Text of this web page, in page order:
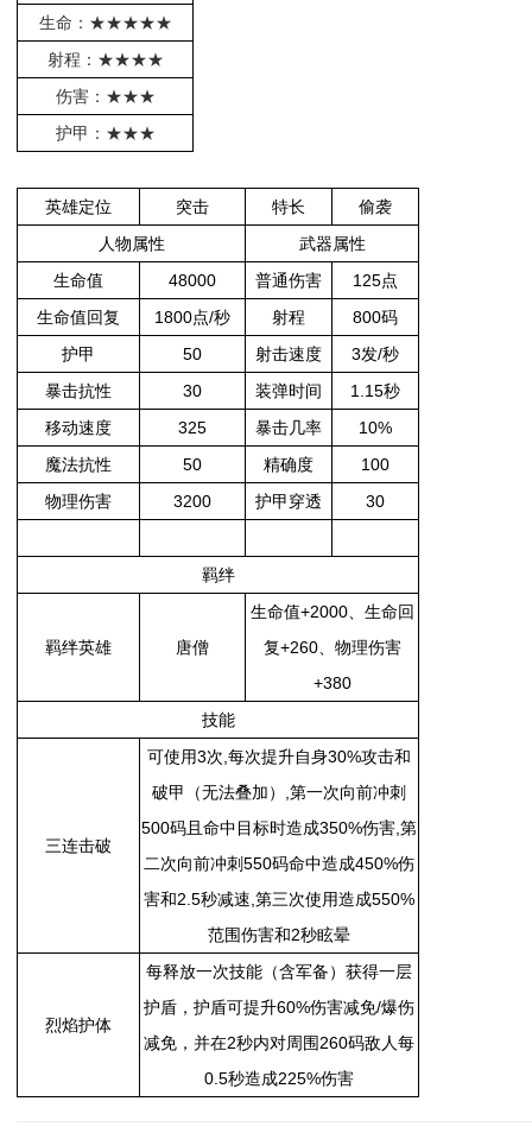
生命：★★★★★
射程：★★★★
伤害：★★★
护甲：★★★
英雄定位 突击 特长
偷袭
人物属性
武器属性
生命值
48000 普通伤害
125点
生命值回复
1800点/秒 射程
800码
护甲
50 射击速度
3发/秒
暴击抗性
30 装弹时间
1.15秒
移动速度
325 暴击几率
10%
魔法抗性
50 精确度
100
物理伤害
3200 护甲穿透 30
羁绊
羁绊英雄 唐僧
生命值+2000、生命回
复+260、物理伤害
+380
技能
三连击破
可使用3次,每次提升自身30%攻击和
破甲（无法叠加）,第一次向前冲刺
500码且命中目标时造成350%伤害,第
二次向前冲刺550码命中造成450%伤
害和2.5秒减速,第三次使用造成550%
范围伤害和2秒眩晕
烈焰护体
每释放一次技能（含军备）获得一层
护盾，护盾可提升60%伤害减免/爆伤
减免，并在2秒内对周围260码敌人每
0.5秒造成225%伤害